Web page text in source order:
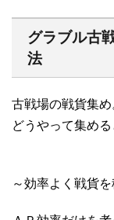
グラブル古
法
古戦場の戦貨集め
どうやって集め
～効率よく戦貨